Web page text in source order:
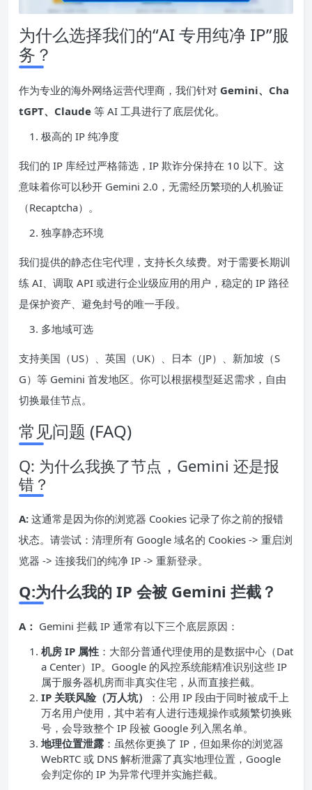
为什么选择我们的“AI 专用纯净 IP”服
务？
作为专业的海外网络运营代理商，我们针对 Gemini、Cha
tGPT、Claude 等 AI 工具进行了底层优化。
极高的 IP 纯净度
我们的 IP 库经过严格筛选，IP 欺诈分保持在 10 以下。这
意味着你可以秒开 Gemini 2.0，无需经历繁琐的人机验证
（Recaptcha）。
独享静态环境
我们提供的静态住宅代理，支持长久续费。对于需要长期训
练 AI、调取 API 或进行企业级应用的用户，稳定的 IP 路径
是保护资产、避免封号的唯一手段。
多地域可选
支持美国（US）、英国（UK）、日本（JP）、新加坡（S
G）等 Gemini 首发地区。你可以根据模型延迟需求，自由
切换最佳节点。
常见问题 (FAQ)
Q: 为什么我换了节点，Gemini 还是报
错？
A: 这通常是因为你的浏览器 Cookies 记录了你之前的报错
状态。请尝试：清理所有 Google 域名的 Cookies -> 重启浏
览器 -> 连接我们的纯净 IP -> 重新登录。
Q:为什么我的 IP 会被 Gemini 拦截？
A： Gemini 拦截 IP 通常有以下三个底层原因：
机房 IP 属性 ：大部分普通代理使用的是数据中心（Dat
a Center）IP。Google 的风控系统能精准识别这些 IP
属于服务器机房而非真实住宅，从而直接拦截。
IP 关联风险（万人坑）
：公用 IP 段由于同时被成千上
万名用户使用，其中若有人进行违规操作或频繁切换账
号，会导致整个 IP 段被 Google 列入黑名单。
地理位置泄露 ：虽然你更换了 IP，但如果你的浏览器
WebRTC 或 DNS 解析泄露了真实地理位置，Google
会判定你的 IP 为异常代理并实施拦截。